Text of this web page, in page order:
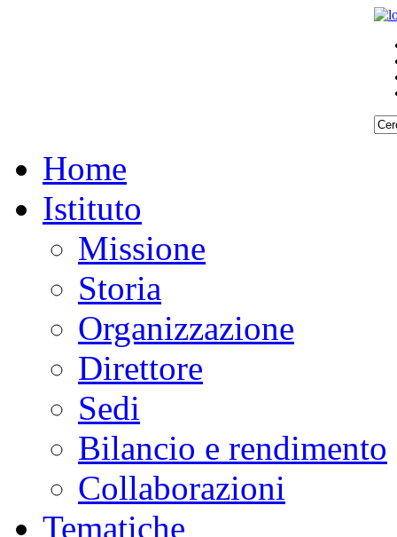
Home
Istituto
Missione
Storia
Organizzazione
Direttore
Sedi
Bilancio e rendimento
Collaborazioni
Tematiche